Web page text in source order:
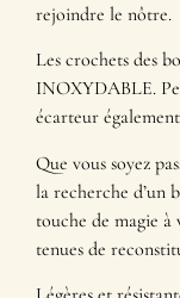
rejoindre le nôtre.
Les crochets des
INOXYDABLE.
écarteur
Que vous soyez
la recherche d’un
touche de magie
tenues de